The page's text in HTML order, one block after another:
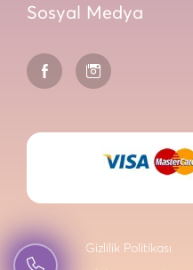
Sosyal Medya
Gizlilik Politikası